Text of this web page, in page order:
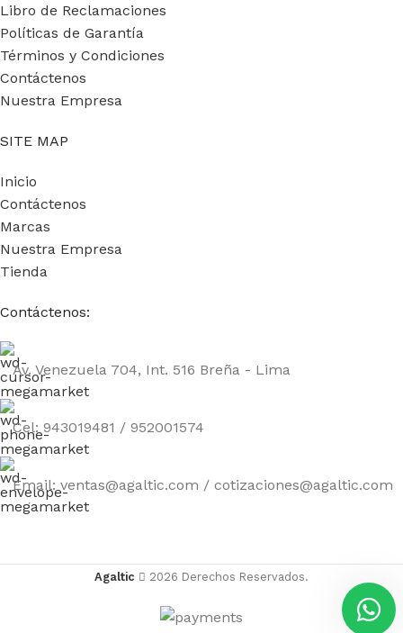
Libro de Reclamaciones
Políticas de Garantía
Términos y Condiciones
Contáctenos
Nuestra Empresa
SITE MAP
Inicio
Contáctenos
Marcas
Nuestra Empresa
Tienda
Contáctenos:
Av. Venezuela 704, Int. 516 Breña - Lima
Cel: 943019481 / 952001574
Email: ventas@agaltic.com / cotizaciones@agaltic.com
Agaltic 2026 Derechos Reservados.